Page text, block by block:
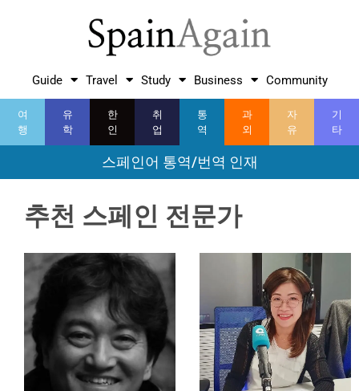
Guide Travel Study Business Community
여
행
유
학
한
인
취
업
통
역
과
외
자
유
기
타
스페인어 통역/번역 인재
추천 스페인 전문가